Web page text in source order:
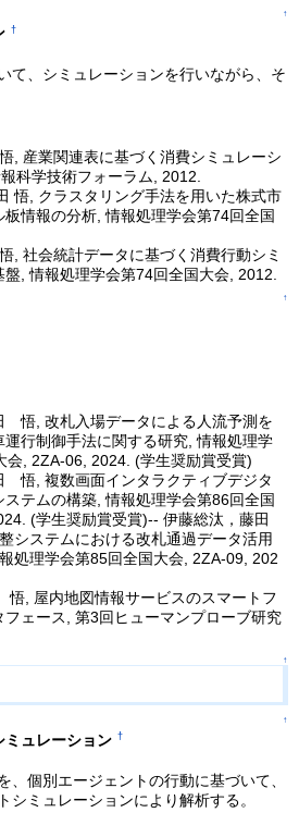
↑
†
て、シミュレーションを行いながら、そ
, 産業関連表に基づく消費シミュレーシ
科学技術フォーラム, 2012.
悟, クラスタリング手法を用いた株式市
板情報の分析, 情報処理学会第74回全国
, 社会統計データに基づく消費行動シミ
盤, 情報処理学会第74回全国大会, 2012.
↑
悟, 改札入場データによる人流予測を
運行制御手法に関する研究, 情報処理学
会, 2ZA-06, 2024. (学生奨励賞受賞)
悟, 複数画面インタラクティブデジタ
ステムの構築, 情報処理学会第86回全国
(学生奨励賞受賞)-- 伊藤総汰，藤田
システムにおける改札通過データ活用
処理学会第85回全国大会, 2ZA-09, 202
, 屋内地図情報サービスのスマートフ
フェース, 第3回ヒューマンプローブ研究
↑
↑
ミュレーション †
、個別エージェントの行動に基づいて、
シミュレーションにより解析する。